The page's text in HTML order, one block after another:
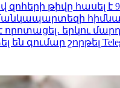
թիվը հասել է
երկու մարդ
են գումար շորթել